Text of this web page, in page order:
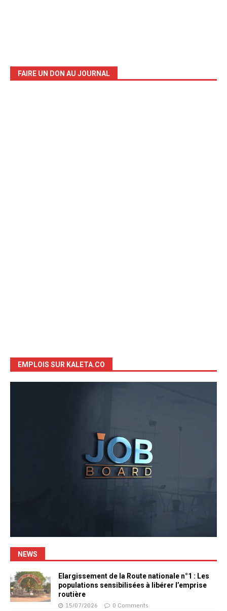
FAIRE UN DON AU JOURNAL
EMPLOIS SUR KALETA.CO
NEWS
Elargissement de la Route nationale n°1 : Les
populations sensibilisées à libérer l’emprise
routière
15/07/2026 0 Comments